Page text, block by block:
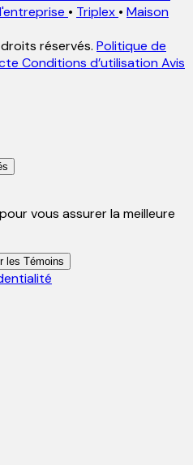
• Triplex • Maison
réservés. Politique de
Conditions d’utilisation Avis
vous assurer la meilleure
les Témoins